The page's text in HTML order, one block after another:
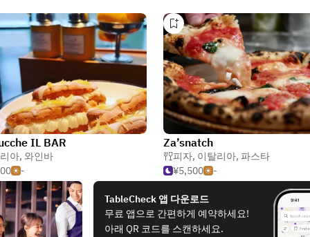
IL BAR
아, 와인바
-
Za’snatch
피자, 이탈리아, 파스타
¥5,500
-
TableCheck 앱 다운로드
무료 앱으로 간편하게 예약하세요!
아래 QR 코드를 스캔하세요.